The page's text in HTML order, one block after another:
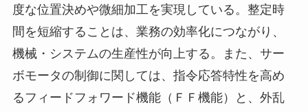
度な位置決めや微細加工を実現している。整定時
間を短縮することは、業務の効率化につながり、
機械・システムの生産性が向上する。また、サー
ボモータの制御に関しては、指令応答特性を高め
るフィードフォワード機能（ＦＦ機能）と、外乱